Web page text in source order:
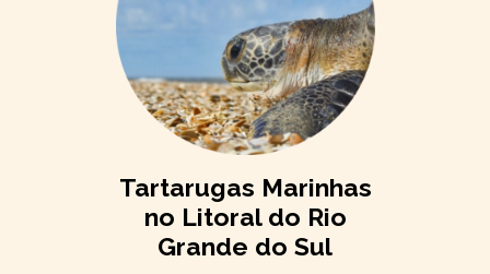
Tartarugas Marinhas
no Litoral do Rio
Grande do Sul